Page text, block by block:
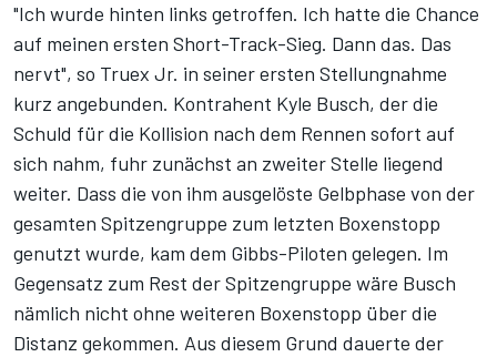
"Ich wurde hinten links getroffen. Ich hatte die Chance
auf meinen ersten Short-Track-Sieg. Dann das. Das
nervt", so Truex Jr. in seiner ersten Stellungnahme
kurz angebunden. Kontrahent Kyle Busch, der die
Schuld für die Kollision nach dem Rennen sofort auf
sich nahm, fuhr zunächst an zweiter Stelle liegend
weiter. Dass die von ihm ausgelöste Gelbphase von der
gesamten Spitzengruppe zum letzten Boxenstopp
genutzt wurde, kam dem Gibbs-Piloten gelegen. Im
Gegensatz zum Rest der Spitzengruppe wäre Busch
nämlich nicht ohne weiteren Boxenstopp über die
Distanz gekommen. Aus diesem Grund dauerte der